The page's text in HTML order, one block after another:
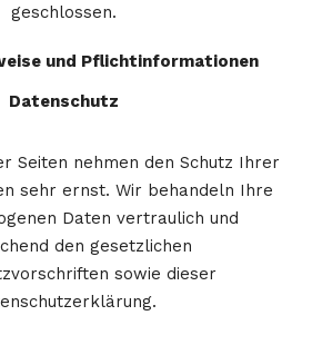
geschlossen.
und Pflicht­informationen
Datenschutz
Seiten nehmen den Schutz Ihrer
sehr ernst. Wir behandeln Ihre
Daten vertraulich und
den gesetzlichen
sowie dieser